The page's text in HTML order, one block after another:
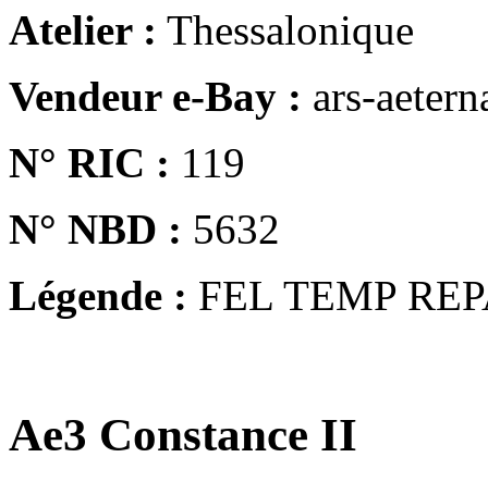
Atelier : Thessalonique
Vendeur e-Bay : ars-
N° RIC : 119
N° NBD : 5632
Légende : FEL TEMP
Ae3 Constance II